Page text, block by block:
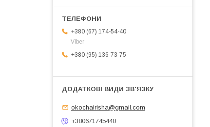
+380 (67) 174-54-40
Viber
+380 (95) 136-73-75
okochairisha@gmail.com
+380671745440